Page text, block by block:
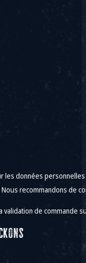
les données
recommandons de
de commande